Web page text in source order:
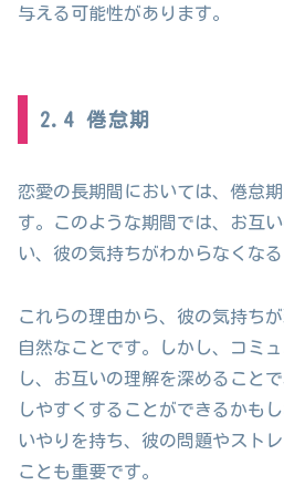
与える可能性があります。
2.4 倦怠期
恋愛の長期間においては、倦怠
す。このような期間では、お互
い、彼の気持ちがわからなくなる
これらの理由から、彼の気持ち
自然なことです。しかし、コミ
し、お互いの理解を深めること
しやすくすることができるかも
いやりを持ち、彼の問題やスト
ことも重要です。